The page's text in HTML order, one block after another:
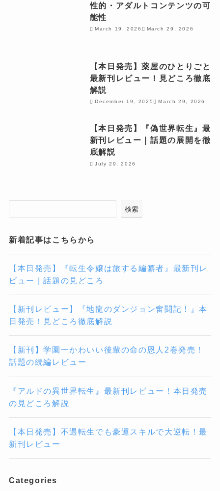
性的・アダルトコンテンツの可
能性
March 19, 2026 March 29, 2026
【本日発売】薬屋のひとりごと
最新刊レビュー！見どころ徹底
解説
December 19, 2025 March 29, 2026
【本日発売】『偽世界転生』最
新刊レビュー｜話題の展開を徹
底解説
July 29, 2026
検索
新着記事はこちらから
【本日発売】『転生令嬢は旅する編纂者』最新刊レ
ビュー｜話題の見どころ
【新刊レビュー】『地龍のダンジョン奮闘記！』本
日発売！見どころ徹底解説
【新刊】学園一かわいい後輩の命の恩人2巻発売！
話題の続編レビュー
『アルドの異世界転生』最新刊レビュー！本日発売
の見どころ解説
【本日発売】不遇転生でも豪運スキルで大逆転！最
新刊レビュー
Categories